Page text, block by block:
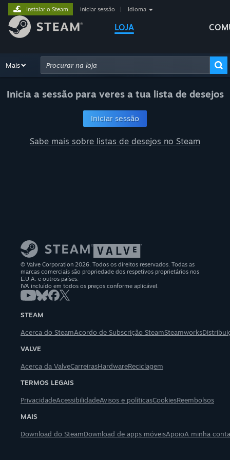
LOJA
Instalar o Steam iniciar sessão Idioma
Explorar Recomendações
Mais
Pesquisa avançada
Inicia a sessão para veres a tua lista de desejos
Iniciar sessão
Sabe mais sobre listas de desejos no Steam
© Valve Corporation 2026. Todos os direitos reservados. Todas as
marcas comerciais são propriedade dos respetivos proprietários nos
E.U.A. e outros países.
IVA incluído em todos os preços conforme aplicável.
STEAM
Acerca do SteamAcordo de Subscrição SteamSteamworks
VALVE
Acerca da ValveCarreirasHardwareReciclagem
TERMOS LEGAIS
PrivacidadeAcessibilidadeAvisos e políticasCookiesReembolsos
MAIS
Download do SteamDownload de apps móveisApoioA minha conta